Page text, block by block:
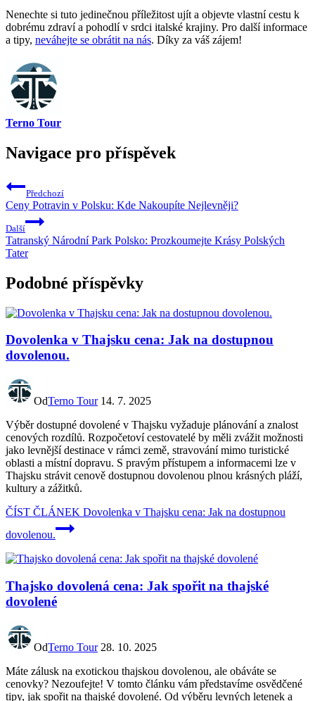
Nenechte si tuto jedinečnou příležitost ujít a objevte vlastní cestu k
dobrému zdraví a pohodlí v srdci italské krajiny. Pro další informace
a tipy, neváhejte se obrátit na nás. Díky za váš zájem!
Terno Tour
Navigace pro příspěvek
Předchozí
Ceny Potravin v Polsku: Kde Nakoupíte Nejlevněji?
Další
Tatranský Národní Park Polsko: Prozkoumejte Krásy Polských
Tater
Podobné příspěvky
Dovolenka v Thajsku cena: Jak na dostupnou
dovolenou.
OdTerno Tour 14. 7. 2025
Výběr dostupné dovolené v Thajsku vyžaduje plánování a znalost
cenových rozdílů. Rozpočetoví cestovatelé by měli zvážit možnosti
jako levnější destinace v rámci země, stravování mimo turistické
oblasti a místní dopravu. S pravým přístupem a informacemi lze v
Thajsku strávit cenově dostupnou dovolenou plnou krásných pláží,
kultury a zážitků.
ČÍST ČLÁNEK Dovolenka v Thajsku cena: Jak na dostupnou
dovolenou.
Thajsko dovolená cena: Jak spořit na thajské
dovolené
OdTerno Tour 28. 10. 2025
Máte zálusk na exotickou thajskou dovolenou, ale obáváte se
cenovky? Nezoufejte! V tomto článku vám představíme osvědčené
tipy, jak spořit na thajské dovolené. Od výběru levných letenek a